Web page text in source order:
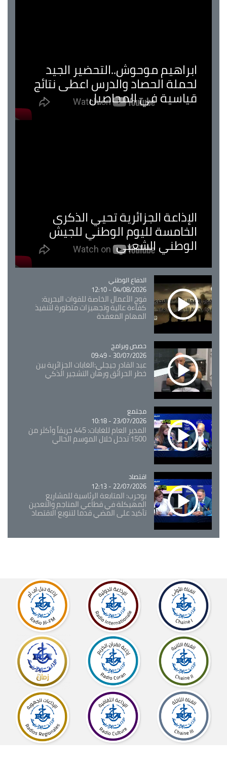
ابراهيم موحوش..التحضير الجيد
لحملة الحصاد والدرس اعطى نتائج
قياسية في المحاصيل
الإذاعة الجزائرية تحيي الذكرى
الخامسة لليوم الوطني للجيش
الوطني الشعبي
Catégorie
الدفاع الوطني
04/08/2026 - 12:10
فوج الأعمال الخاصة للقوات البحرية:
كفاءة عالية وتجهيزات متطورة لتنفيذ
المهام المعقدة
Catégorie
حصص وبرامج
30/07/2026 - 09:49
عبد القادر جيجلي:الغابات الجزائرية بين
خطر الحرائق ورهان التشجير الذكي
Catégorie
مجتمع
23/07/2026 - 10:18
المدير العام للغابات: 445 حريقاً وأكثر من
1500 تدخل خلال الموسم الحالي
Catégorie
اقتصاد
22/07/2026 - 12:13
بوحرب: المتابعة الرئاسية للمشاريع
المهيكلة في قطاعي المناجم والتعدين
تأكيد على المضي قدما لتنويع الاقتصاد